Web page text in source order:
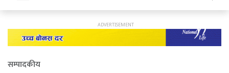
सम्पादकीय